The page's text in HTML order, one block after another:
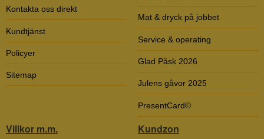
Kontakta oss direkt
Kundtjänst
Policyer
Sitemap
Mat & dryck på jobbet
Service & operating
Glad Påsk 2026
Julens gåvor 2025
PresentCard©
Villkor m.m. Kundzon